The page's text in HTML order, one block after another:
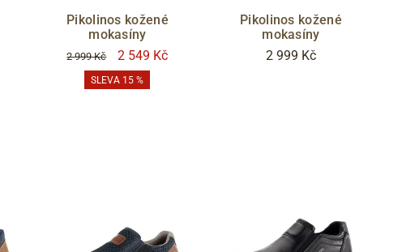
Pikolinos kožené
mokasíny
2 999 Kč 2 549 Kč
SLEVA 15 %
Pikolinos kožené
mokasíny
2 999 Kč